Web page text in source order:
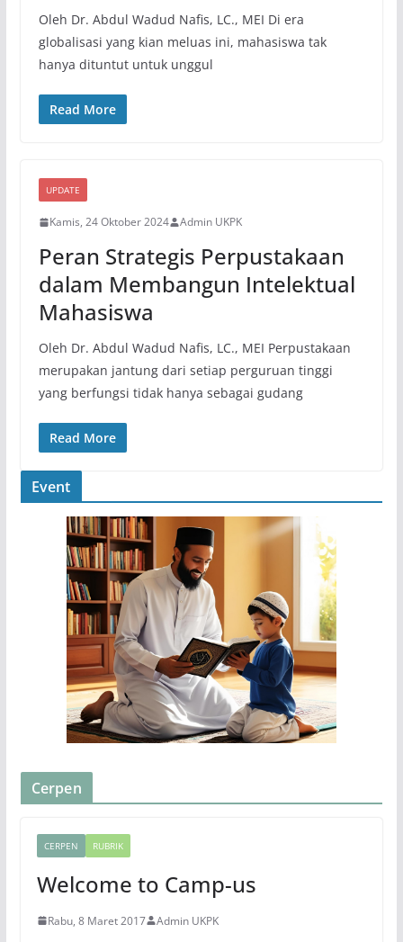
Oleh Dr. Abdul Wadud Nafis, LC., MEI Di era
globalisasi yang kian meluas ini, mahasiswa tak
hanya dituntut untuk unggul
Read More
UPDATE
Kamis, 24 Oktober 2024 Admin UKPK
Peran Strategis Perpustakaan
dalam Membangun Intelektual
Mahasiswa
Oleh Dr. Abdul Wadud Nafis, LC., MEI Perpustakaan
merupakan jantung dari setiap perguruan tinggi
yang berfungsi tidak hanya sebagai gudang
Read More
Event
Cerpen
CERPEN RUBRIK
Welcome to Camp-us
Rabu, 8 Maret 2017 Admin UKPK